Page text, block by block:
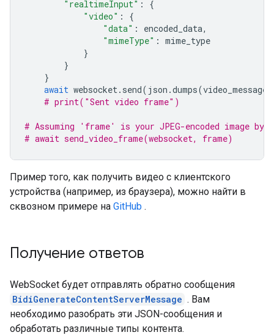
"realtimeInput" :
{
"video" :
{
"data" : encoded_data,
"mimeType" : mime_type
}
}
}
await websocket. send( json .dumps(video_message
# print("Sent video frame")
# Assuming 'frame' is your JPEG-encoded image
# await send_video_frame(websocket, frame)
Пример того, как получить видео с клиентского
устройства (например, из браузера), можно найти в
сквозном примере на GitHub .
Получение ответов
WebSocket будет отправлять обратно сообщения
BidiGenerateContentServerMessage . Вам
необходимо разобрать эти JSON-сообщения и
обработать различные типы контента.